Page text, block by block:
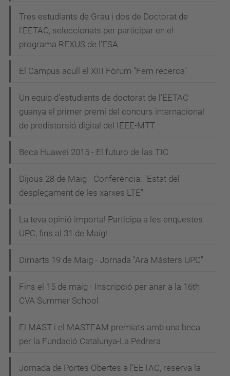
Tres estudiants de Grau i dos de Doctorat de
l'EETAC, seleccionats per participar en el
programa REXUS de l'ESA
El Campus acull el XIII Fòrum "Fem recerca"
Un equip d'estudiants de doctorat de l'EETAC
guanya el primer premi del concurs internacional
de predistorsió digital del IEEE-MTT
Beca Huawei 2015 - El futuro de las TIC
Dijous 28 de Maig - Conferència: "Estat del
desplegament de les xarxes LTE"
La teva opinió importa! Participa a les enquestes
UPC, fins al 31 de Maig!
Dimarts 19 de Maig - Jornada "Ara Màsters UPC"
Fins el 15 de maig - Inscripció per anar a la 16th
CVA Summer School
El MAST i el MASTEAM premiats amb una beca
per la Fundació Catalunya-La Pedrera
Jornada de Portes Obertes a l'EETAC, reserva la